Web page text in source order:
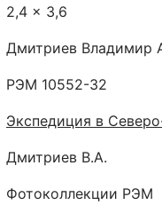
2,4 x 3,6
Дмитриев Владимир
РЭМ 10552-32
Экспедиция в
Дмитриев В.А.
Фотоколлекции РЭМ